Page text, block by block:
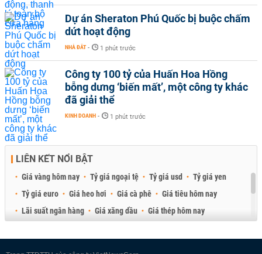
Dự án Sheraton Phú Quốc bị buộc chấm
dứt hoạt động
NHÀ ĐẤT - 1 phút trước
Công ty 100 tỷ của Huấn Hoa Hồng
bỗng dưng ‘biến mất’, một công ty khác
đã giải thể
KINH DOANH - 1 phút trước
LIÊN KẾT NỔI BẬT
Giá vàng hôm nay Tỷ giá ngoại tệ Tỷ giá usd
Tỷ giá yen
Tỷ giá euro
Giá heo hơi Giá cà phê
Giá tiêu hôm nay
Lãi suất ngân hàng
Giá xăng dầu
Giá thép hôm nay